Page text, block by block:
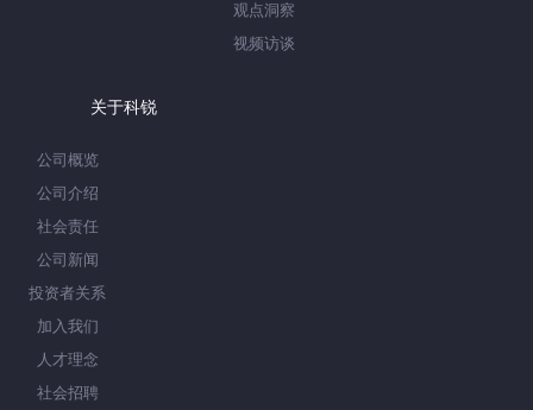
观点洞察
视频访谈
关于科锐
公司概览
公司介绍
社会责任
公司新闻
投资者关系
加入我们
人才理念
社会招聘